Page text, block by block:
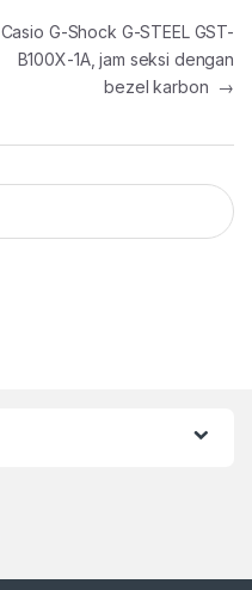
Casio G-Shock G-STEEL GST-
B100X-1A, jam seksi dengan
bezel karbon →